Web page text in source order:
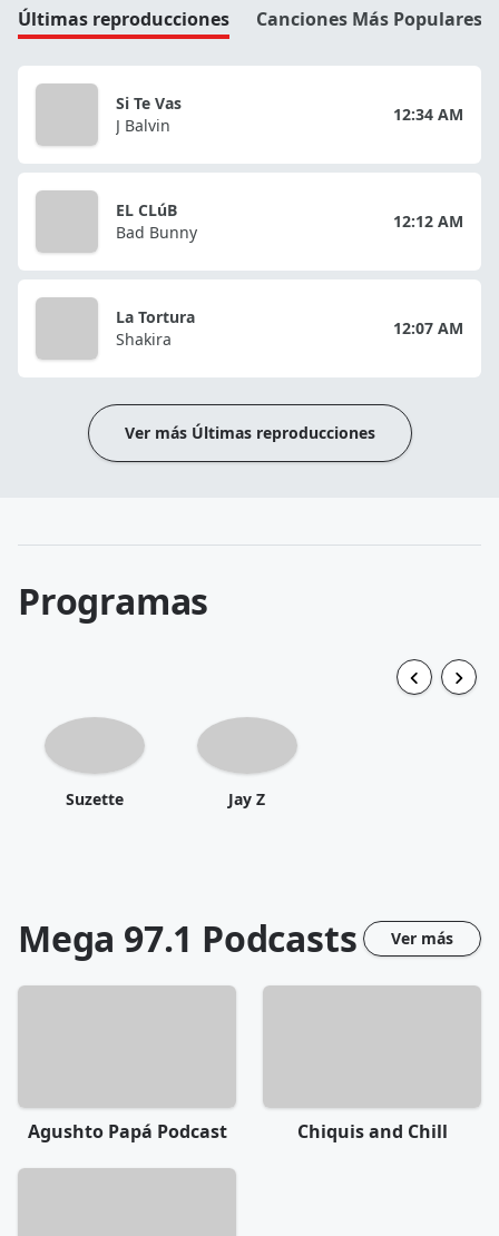
Últimas reproducciones Canciones Más Populares
Si Te Vas
J Balvin
12:34 AM
EL CLúB
Bad Bunny
12:12 AM
La Tortura
Shakira
12:07 AM
Ver más Últimas reproducciones
Programas
Suzette Jay Z
Mega 97.1 Podcasts Ver más
Agushto Papá Podcast Chiquis and Chill